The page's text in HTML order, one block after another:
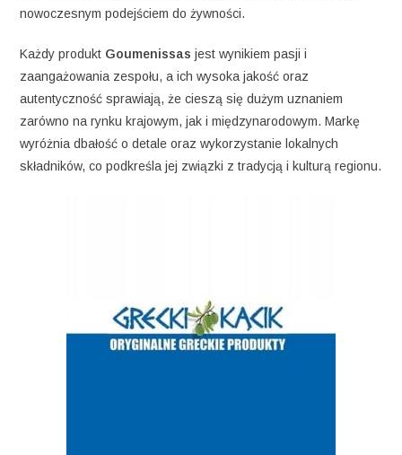
nowoczesnym podejściem do żywności.
Każdy produkt Goumenissas jest wynikiem pasji i
zaangażowania zespołu, a ich wysoka jakość oraz
autentyczność sprawiają, że cieszą się dużym uznaniem
zarówno na rynku krajowym, jak i międzynarodowym. Markę
wyróżnia dbałość o detale oraz wykorzystanie lokalnych
składników, co podkreśla jej związki z tradycją i kulturą regionu.